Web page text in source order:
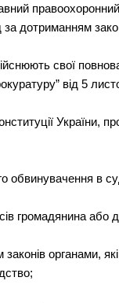
дотриманням
свої
від 5
України,
обвинувачення в
громадянина
органами,